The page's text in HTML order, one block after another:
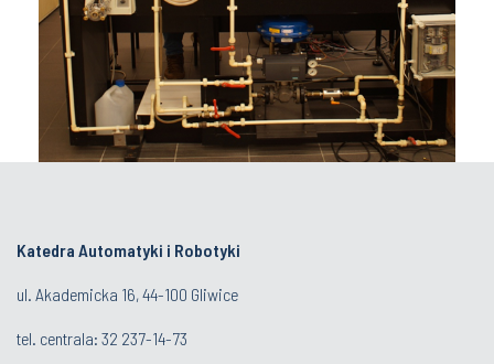
Katedra Automatyki i Robotyki
ul. Akademicka 16, 44-100 Gliwice
tel. centrala: 32 237-14-73